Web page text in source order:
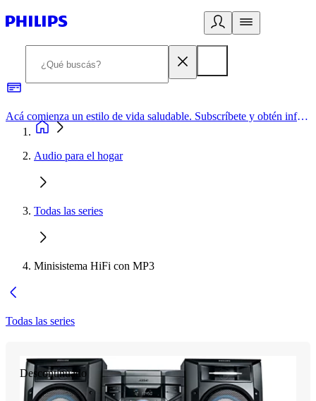
Acá comienza un estilo de vida saludable. Subscríbete y obtén información de primera mano
Audio para el hogar
Todas las series
Minisistema HiFi con MP3
Todas las series
Descontinuado